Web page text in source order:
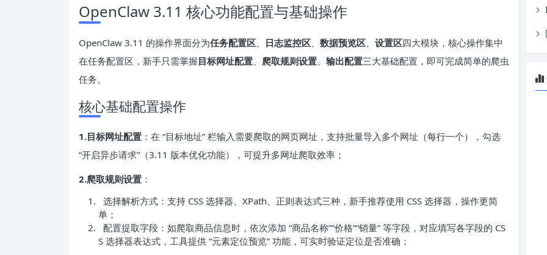
OpenClaw 3.11 核心功能配置与基础操作
OpenClaw 3.11 的操作界面分为任务配置区 日志监控区 数据预览区 设置区四大模块，核心操作集中
在任务配置区，新手只需掌握目标网址配置 爬取规则设置 输出配置三大基础配置，即可完成简单的爬虫
任务。
核心基础配置操作
1.目标网址配置 ：在 “目标地址” 栏输入需要爬取的网页网址，支持批量导入多个网址（每行一个），勾选
“开启异步请求”（3.11 版本优化功能），可提升多网址爬取效率；
2.爬取规则设置 ：
选择解析方式：支持 CSS 选择器、XPath、正则表达式三种，新手推荐使用 CSS 选择器，操作更简
单；
配置提取字段：如爬取商品信息时，依次添加 “商品名称”“价格”“销量” 等字段，对应填写各字段的 CS
S 选择器表达式，工具提供 “元素定位预览” 功能，可实时验证定位是否准确；